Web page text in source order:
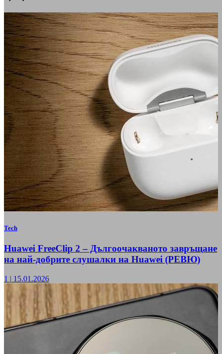
Tech
Huawei FreeClip 2 – Дългоочакваното завръщане
на най-добрите слушалки на Huawei (РЕВЮ)
1 | 15.01.2026